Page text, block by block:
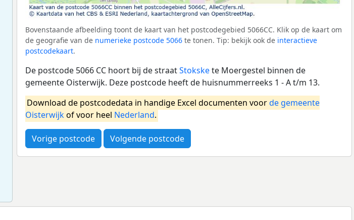
Bovenstaande afbeelding toont de kaart van het postcodegebied 5066CC. Klik op de kaart om
de geografie van de numerieke postcode 5066 te tonen. Tip: bekijk ook de interactieve
postcodekaart.
De postcode 5066 CC hoort bij de straatStokskete Moergestel binnen de
gemeente Oisterwijk. Deze postcode heeft de huisnummerreeks 1 - A t/m 13.
Download de postcodedata in handige Excel documenten voorde gemeente
Oisterwijkof voor heel Nederland.
Vorige postcode Volgende postcode